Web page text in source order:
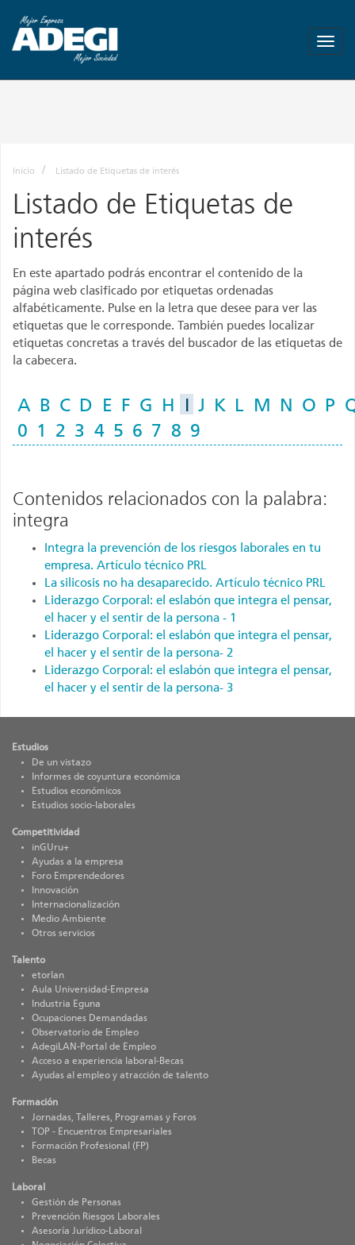
ADEGI
empleo
Inicio Listado de Etiquetas de interés
Listado de Etiquetas de
interés
En este apartado podrás encontrar el contenido de la
página web clasificado por etiquetas ordenadas
alfabéticamente. Pulse en la letra que desee para ver las
etiquetas que le corresponde. También puedes localizar
etiquetas concretas a través del buscador de las etiquetas de
la cabecera.
A B C D E F G H J K L M N O P
0
1 2 3 4 5 6 7 8 9
Contenidos relacionados con la palabra:
integra
Integra la prevención de los riesgos laborales en tu
empresa. Artículo técnico PRL
La silicosis no ha desaparecido. Artículo técnico PRL
Liderazgo Corporal: el eslabón que integra el pensar,
el hacer y el sentir de la persona - 1
Liderazgo Corporal: el eslabón que integra el pensar,
el hacer y el sentir de la persona- 2
Liderazgo Corporal: el eslabón que integra el pensar,
el hacer y el sentir de la persona- 3
Estudios
De un vistazo
Informes de coyuntura económica
Estudios económicos
Estudios socio-laborales
Competitividad
inGUru+
Ayudas a la empresa
Foro Emprendedores
Innovación
Internacionalización
Medio Ambiente
Otros servicios
Talento
etorlan
Aula Universidad-Empresa
Industria Eguna
Ocupaciones Demandadas
Observatorio de Empleo
AdegiLAN-Portal de Empleo
Acceso a experiencia laboral-Becas
Ayudas al empleo y atracción de talento
Formación
Jornadas, Talleres, Programas y Foros
TOP - Encuentros Empresariales
Formación Profesional (FP)
Becas
Laboral
Gestión de Personas
Prevención Riesgos Laborales
Asesoría Jurídico-Laboral